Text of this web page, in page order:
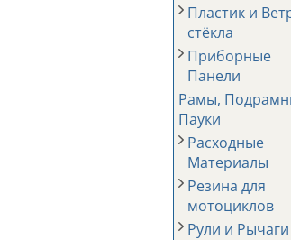
Пластик и
стёкла
Приборные
Панели
Рамы,
Пауки
Расходные
Материалы
Резина для
мотоциклов
Рули и Рычаги